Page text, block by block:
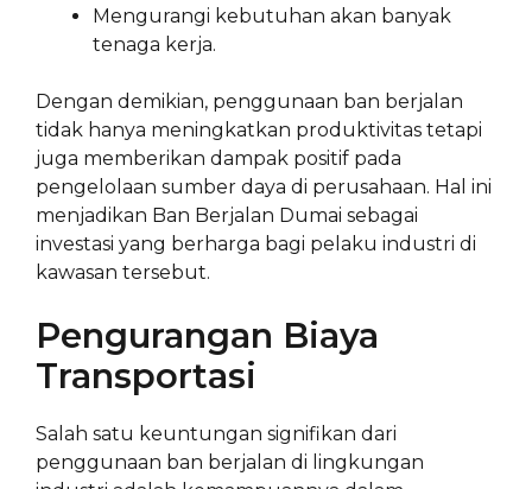
Mengurangi kebutuhan akan banyak
tenaga kerja.
Dengan demikian, penggunaan ban berjalan
tidak hanya meningkatkan produktivitas tetapi
juga memberikan dampak positif pada
pengelolaan sumber daya di perusahaan. Hal ini
menjadikan Ban Berjalan Dumai sebagai
investasi yang berharga bagi pelaku industri di
kawasan tersebut.
Pengurangan Biaya
Transportasi
Salah satu keuntungan signifikan dari
penggunaan ban berjalan di lingkungan